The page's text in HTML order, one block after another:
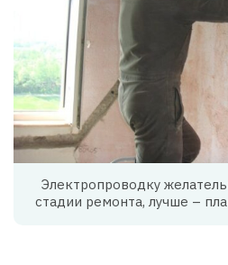
Электропроводку
стадии ремонта, лучше –